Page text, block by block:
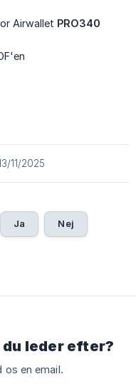
Airwallet PRO340
11/2025
Ja Nej
leder efter?
os en email.